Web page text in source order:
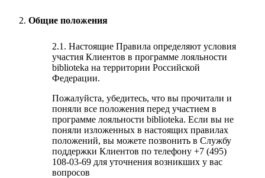
Общие положения
2.1. Настоящие Правила определяют условия
участия Клиентов в программе лояльности
biblioteka на территории Российской
Федерации.
Пожалуйста, убедитесь, что вы прочитали и
поняли все положения перед участием в
программе лояльности biblioteka. Если вы не
поняли изложенных в настоящих правилах
положений, вы можете позвонить в Службу
поддержки Клиентов по телефону +7 (495)
108-03-69 для уточнения возникших у вас
вопросов